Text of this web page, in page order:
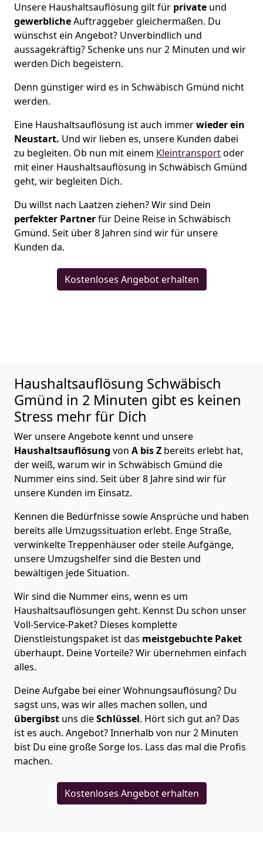
Unsere Haushaltsauflösung gilt für private und
gewerblicheAuftraggeber gleichermaßen. Du
wünschst ein Angebot? Unverbindlich und
aussagekräftig? Schenke uns nur 2 Minuten und wir
werden Dich begeistern.
Denn günstiger wird es in Schwäbisch Gmünd nicht
werden.
Eine Haushaltsauflösung ist auch immerwieder ein
Neustart. Und wir lieben es, unsere Kunden dabei
zu begleiten. Ob nun mit einem Kleintransportoder
mit einer Haushaltsauflösung in Schwäbisch Gmünd
geht, wir begleiten Dich.
Du willst nach Laatzen ziehen? Wir sind Dein
perfekter Partnerfür Deine Reise in Schwäbisch
Gmünd. Seit über 8 Jahren sind wir für unsere
Kunden da.
Kostenloses Angebot erhalten
Haushaltsauflösung Schwäbisch
Gmünd in 2 Minuten gibt es keinen
Stress mehr für Dich
Wer unsere Angebote kennt und unsere
Haushaltsauflösung von A bis Z bereits erlebt hat,
der weiß, warum wir in Schwäbisch Gmünd die
Nummer eins sind. Seit über 8 Jahre sind wir für
unsere Kunden im Einsatz.
Kennen die Bedürfnisse sowie Ansprüche und haben
bereits alle Umzugssituation erlebt. Enge Straße,
verwinkelte Treppenhäuser oder steile Aufgänge,
unsere Umzugshelfer sind die Besten und
bewältigen jede Situation.
Wir sind die Nummer eins, wenn es um
Haushaltsauflösungen geht. Kennst Du schon unser
Voll-Service-Paket? Dieses komplette
Dienstleistungspaket ist das meistgebuchte Paket
überhaupt. Deine Vorteile? Wir übernehmen einfach
alles.
Deine Aufgabe bei einer Wohnungsauflösung? Du
sagst uns, was wir alles machen sollen, und
übergibst uns dieSchlüssel. Hört sich gut an? Das
ist es auch. Angebot? Innerhalb von nur 2 Minuten
bist Du eine große Sorge los. Lass das mal die Profis
machen.
Kostenloses Angebot erhalten